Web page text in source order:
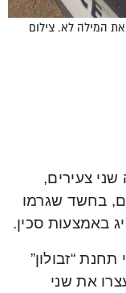
המילה לא. צילום
צעירים,
בחשד שגרמו
באמצעות סכין.
“זבולון”
את שני